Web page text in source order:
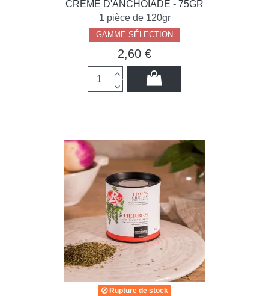
CRÈME D'ANCHOÏADE - 75GR
1 pièce de 120gr
GAMME SÉLECTION
2,60 €
Rupture de stock